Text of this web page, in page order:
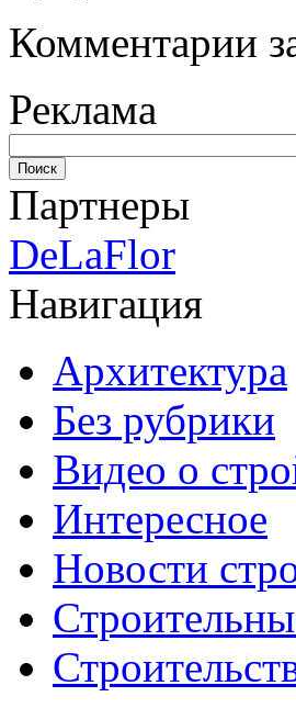
Комментарии
Реклама
Партнеры
DeLaFlor
Навигация
Архитектура
Без рубрики
Видео о
Интересное
Новости